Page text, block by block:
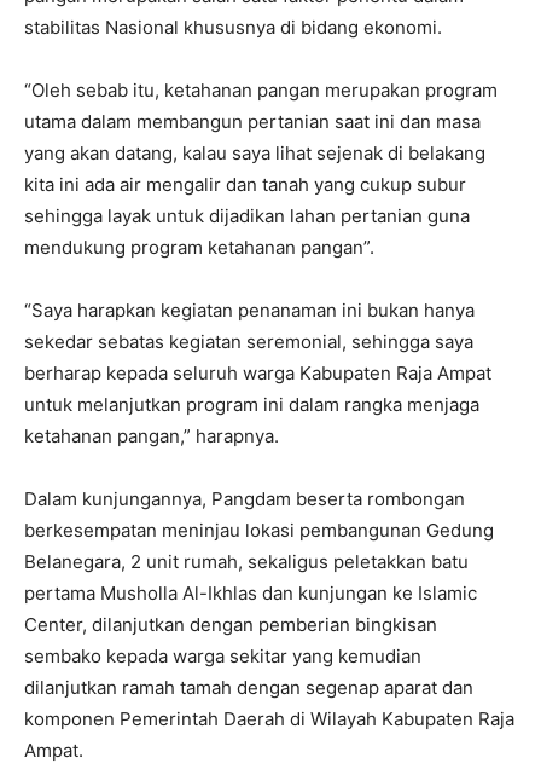
stabilitas Nasional khususnya di bidang ekonomi.
“Oleh sebab itu, ketahanan pangan merupakan program
utama dalam membangun pertanian saat ini dan masa
yang akan datang, kalau saya lihat sejenak di belakang
kita ini ada air mengalir dan tanah yang cukup subur
sehingga layak untuk dijadikan lahan pertanian guna
mendukung program ketahanan pangan”.
“Saya harapkan kegiatan penanaman ini bukan hanya
sekedar sebatas kegiatan seremonial, sehingga saya
berharap kepada seluruh warga Kabupaten Raja Ampat
untuk melanjutkan program ini dalam rangka menjaga
ketahanan pangan,” harapnya.
Dalam kunjungannya, Pangdam beserta rombongan
berkesempatan meninjau lokasi pembangunan Gedung
Belanegara, 2 unit rumah, sekaligus peletakkan batu
pertama Musholla Al-Ikhlas dan kunjungan ke Islamic
Center, dilanjutkan dengan pemberian bingkisan
sembako kepada warga sekitar yang kemudian
dilanjutkan ramah tamah dengan segenap aparat dan
komponen Pemerintah Daerah di Wilayah Kabupaten Raja
Ampat.